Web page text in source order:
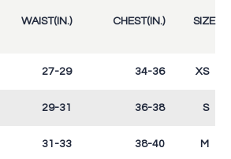
SIZE
CHEST(IN.)
WAIST(IN.)
XS
34-36
27-29
S
36-38
29-31
M
38-40
31-33